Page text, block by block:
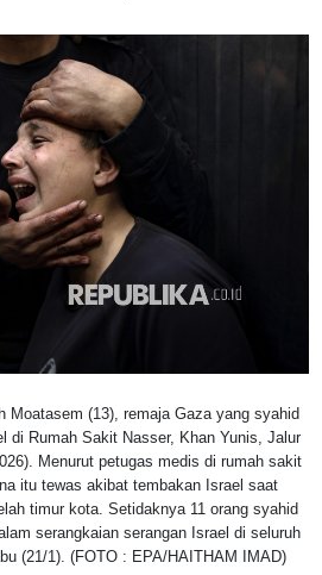
Moatasem (13), remaja Gaza yang syahid
di Rumah Sakit Nasser, Khan Yunis, Jalur
Menurut petugas medis di rumah sakit
itu tewas akibat tembakan Israel saat
timur kota. Setidaknya 11 orang syahid
serangkaian serangan Israel di seluruh
(21/1). (FOTO : EPA/HAITHAM IMAD)